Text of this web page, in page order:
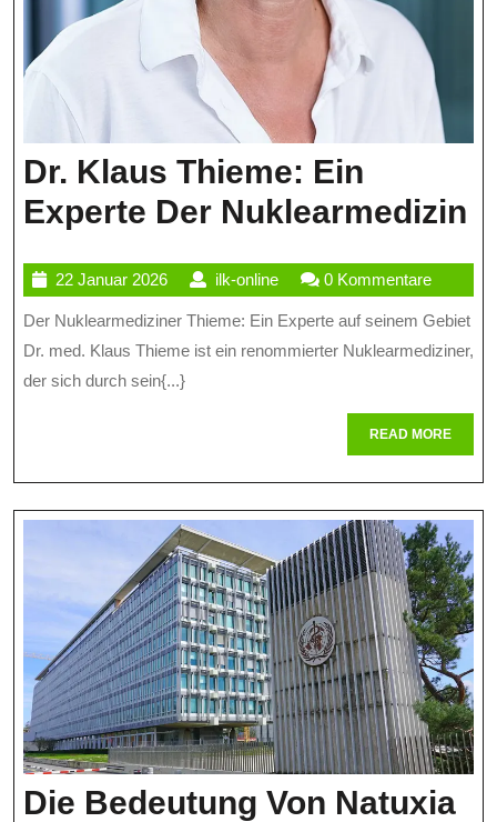
Dr. Klaus Thieme: Ein
Experte Der Nuklearmedizin
22 Januar 202622
Januar
2026
ilk-onlineilk-
online
0 Kommentare
Der Nuklearmediziner Thieme: Ein Experte auf seinem Gebiet
Dr. med. Klaus Thieme ist ein renommierter Nuklearmediziner,
der sich durch sein{...}
READ MOREREAD
MORE
Die Bedeutung Von Natuxia